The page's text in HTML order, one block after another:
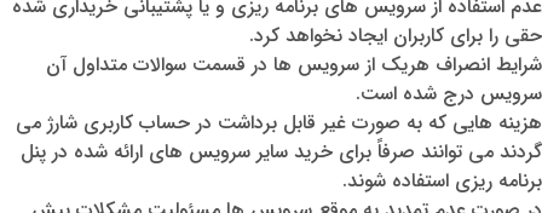
عدم استفاده از سرویس های برنامه ریزی و یا پشتیبانی خریداری شده
حقی را برای کاربران ایجاد نخواهد کرد.
شرایط انصراف هریک از سرویس ها در قسمت سوالات متداول آن
سرویس درج شده است.
هزینه هایی که به صورت غیر قابل برداشت در حساب کاربری شارژ می
گردند می توانند صرفاً برای خرید سایر سرویس های ارائه شده در پنل
برنامه ریزی استفاده شوند.